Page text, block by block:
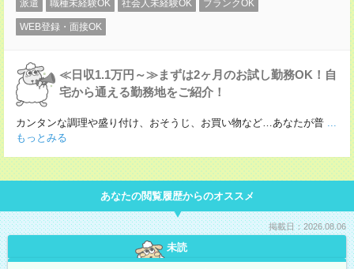
派遣 職種未経験OK 社会人未経験OK ブランクOK
WEB登録・面接OK
≪日収1.1万円～≫まずは2ヶ月のお試し勤務OK！自
宅から通える勤務地をご紹介！
カンタンな調理や盛り付け、おそうじ、お買い物など…あなたが普 ...
もっとみる
あなたの閲覧履歴からのオススメ
掲載日：2026.08.06
未読